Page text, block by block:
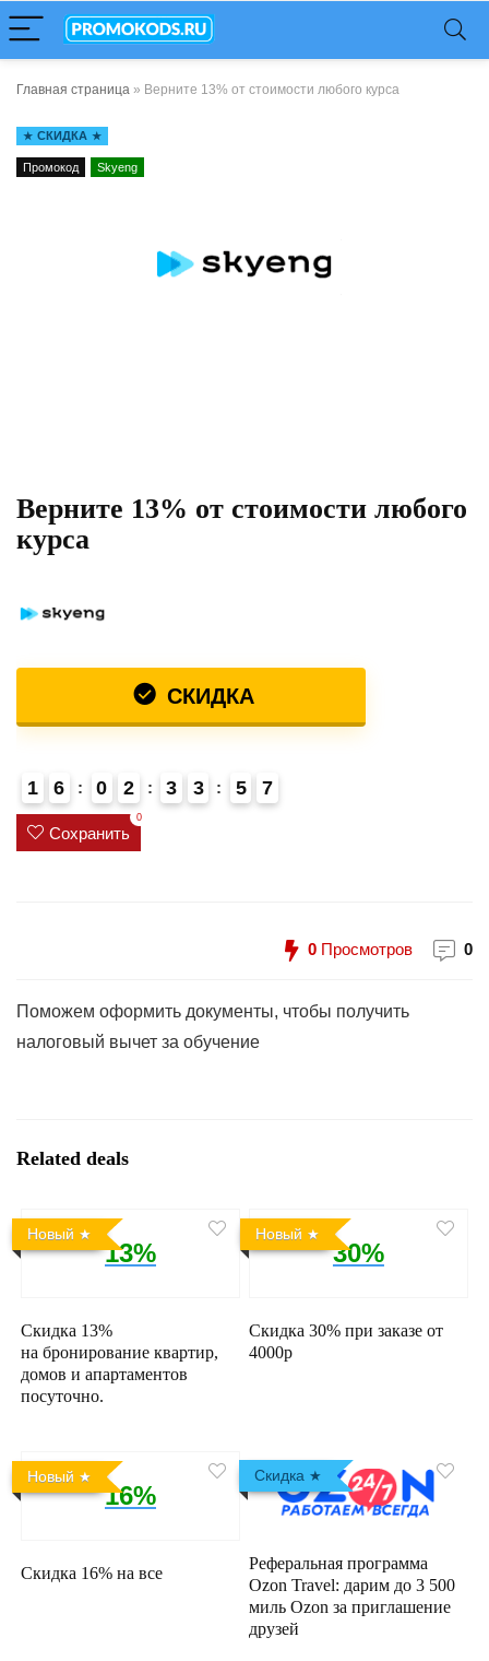
Главная страница » Верните 13% от стоимости любого курса
СКИДКА
Промокод Skyeng
Верните 13% от стоимости любого
курса
СКИДКА
1
4
6 0 2 3 3 5
7
Сохранить
0
0 Просмотров 0
Поможем оформить документы, чтобы получить
налоговый вычет за обучение
Related deals
Новый
13%
Скидка 13%
на бронирование квартир,
домов и апартаментов
посуточно.
Новый
30%
Скидка 30% при заказе от
4000р
Новый
16%
Скидка 16% на все
Скидка
Реферальная программа
Ozon Travel: дарим до 3 500
миль Ozon за приглашение
друзей